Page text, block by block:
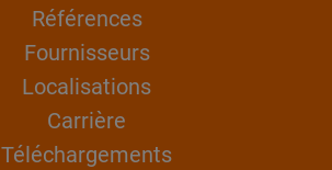
Références
Fournisseurs
Localisations
Carrière
Téléchargements